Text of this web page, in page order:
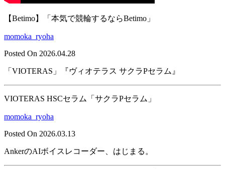
【Betimo】「本気で競輪するならBetimo」
momoka_ryoha
Posted On 2026.04.28
「VIOTERAS」『ヴィオテラス サクラPセラム』
VIOTERAS HSCセラム「サクラPセラム」
momoka_ryoha
Posted On 2026.03.13
AnkerのAIボイスレコーダー、はじまる。